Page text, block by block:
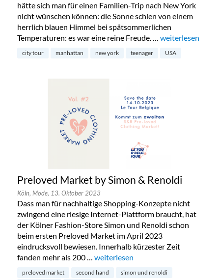
hätte sich man für einen Familien-Trip nach New York
nicht wünschen können: die Sonne schien von einem
herrlich blauen Himmel bei spätsommerlichen
Temperaturen: es war eine reine Freude. … „New York mit
weiterlesen
city tour manhattan new york teenager USA
Preloved Market by Simon & Renoldi
Köln, Mode, 13. Oktober 2023
Dass man für nachhaltige Shopping-Konzepte nicht
zwingend eine riesige Internet-Plattform braucht, hat
der Kölner Fashion-Store Simon und Renoldi schon
beim ersten Preloved Market im April 2023
eindrucksvoll bewiesen. Innerhalb kürzester Zeit
fanden mehr als 200 … „Preloved Market by Simon &
weiterlesen
preloved market second hand
simon und renoldi